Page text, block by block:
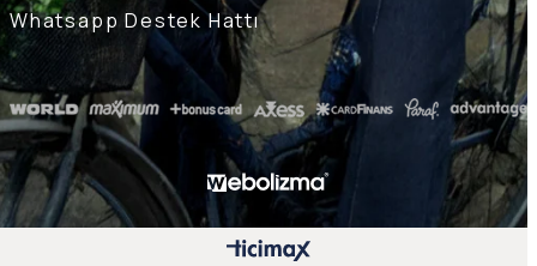
Whatsapp Destek Hattı